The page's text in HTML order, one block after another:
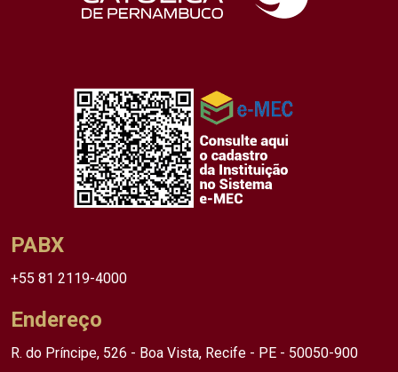
PABX
+55 81 2119-4000
Endereço
R. do Príncipe, 526 - Boa Vista, Recife - PE - 50050-900